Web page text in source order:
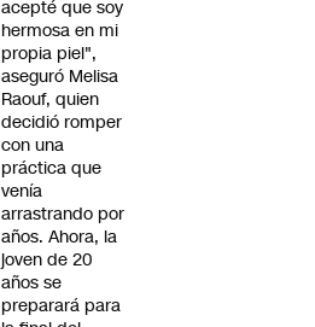
acepté que soy
hermosa en mi
propia piel",
aseguró Melisa
Raouf, quien
decidió romper
con una
práctica que
venía
arrastrando por
años. Ahora, la
joven de 20
años se
preparará para